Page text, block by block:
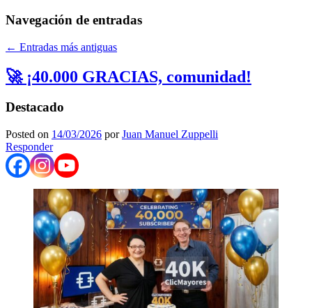
Navegación de entradas
← Entradas más antiguas
🚀 ¡40.000 GRACIAS, comunidad!
Destacado
Posted on 14/03/2026 porJuan Manuel Zuppelli
Responder